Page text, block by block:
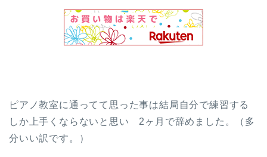
ピアノ教室に通ってて思った事は結局自分で練習する
しか上手くならないと思い 2ヶ月で辞めました。（多
分いい訳です。）